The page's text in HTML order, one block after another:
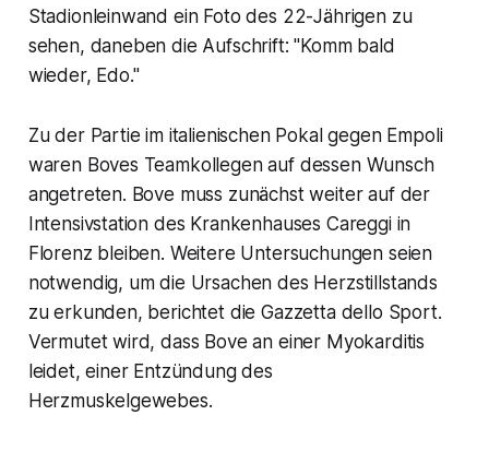
Stadionleinwand ein Foto des 22-Jährigen zu
sehen, daneben die Aufschrift: "Komm bald
wieder, Edo."
Zu der Partie im italienischen Pokal gegen Empoli
waren Boves Teamkollegen auf dessen Wunsch
angetreten. Bove muss zunächst weiter auf der
Intensivstation des Krankenhauses Careggi in
Florenz bleiben. Weitere Untersuchungen seien
notwendig, um die Ursachen des Herzstillstands
zu erkunden, berichtet die Gazzetta dello Sport.
Vermutet wird, dass Bove an einer Myokarditis
leidet, einer Entzündung des
Herzmuskelgewebes.